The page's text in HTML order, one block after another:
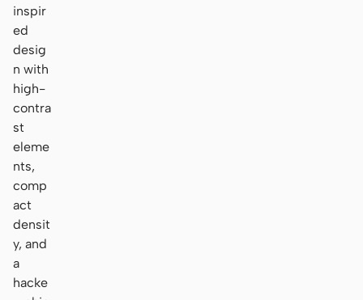
inspir
ed
desig
n with
high-
contra
st
eleme
nts,
comp
act
densit
y, and
a
hacke